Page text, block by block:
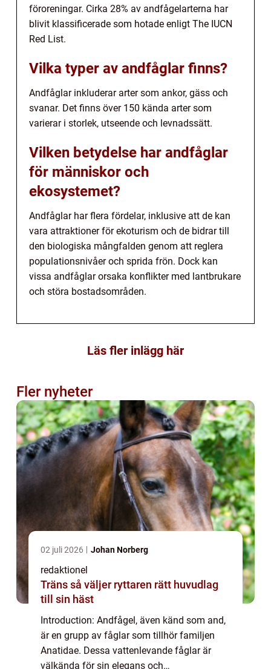
föroreningar. Cirka 28% av andfågelarterna har
blivit klassificerade som hotade enligt The IUCN
Red List.
Vilka typer av andfåglar finns?
Andfåglar inkluderar arter som ankor, gäss och
svanar. Det finns över 150 kända arter som
varierar i storlek, utseende och levnadssätt.
Vilken betydelse har andfåglar
för människor och
ekosystemet?
Andfåglar har flera fördelar, inklusive att de kan
vara attraktioner för ekoturism och de bidrar till
den biologiska mångfalden genom att reglera
populationsnivåer och sprida frön. Dock kan
vissa andfåglar orsaka konflikter med lantbrukare
och störa bostadsområden.
Läs fler inlägg här
Fler nyheter
02 juli 2026 Johan Norberg
redaktionel
Träns så väljer ryttaren rätt huvudlag
till sin häst
Introduction: Andfågel, även känd som and,
är en grupp av fåglar som tillhör familjen
Anatidae. Dessa vattenlevande fåglar är
välkända för sin elegans och